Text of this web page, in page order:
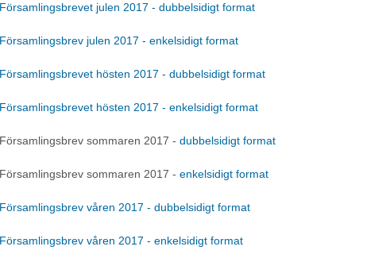
Församlingsbrevet julen 2017 - dubbelsidigt format
Församlingsbrev julen 2017 - enkelsidigt format
Församlingsbrevet hösten 2017 - dubbelsidigt format
Församlingsbrevet hösten 2017 - enkelsidigt format
Församlingsbrev sommaren 2017 - dubbelsidigt format
Församlingsbrev sommaren 2017 - enkelsidigt format
Församlingsbrev våren 2017 - dubbelsidigt format
Församlingsbrev våren 2017 - enkelsidigt format